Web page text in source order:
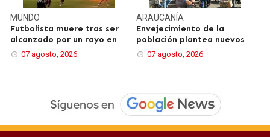
MUNDO
Futbolista muere tras ser
alcanzado por un rayo en
07 agosto, 2026
ARAUCANÍA
Envejecimiento de la
población plantea nuevos
07 agosto, 2026